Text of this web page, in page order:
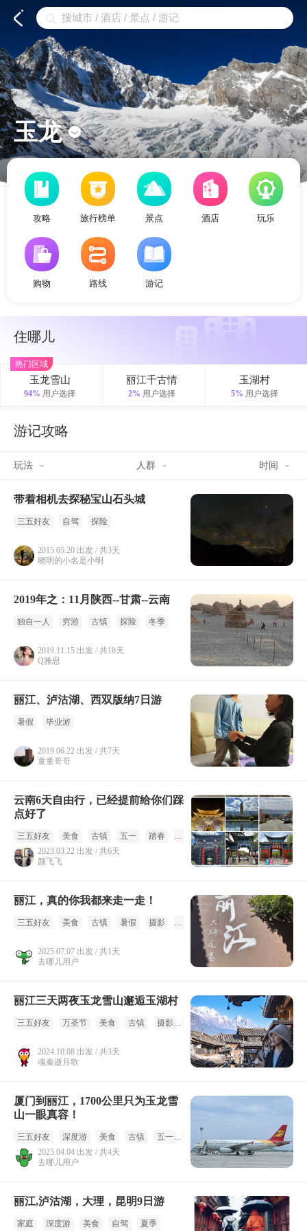
 
玉龙 
攻略 旅行榜单 景点 酒店 玩乐
购物 路线 游记
住哪儿
热门区域
玉龙雪山
94% 用户选择
丽江千古情
2% 用户选择
玉湖村
5% 用户选择
游记攻略
玩法 人群 时间
带着相机去探秘宝山石头城
三五好友 自驾 探险
2015.05.20 出发 / 共3天
晓明的小名是小明
2019年之：11月陕西--甘肃--云南
独自一人 穷游 古镇 探险 冬季
2019.11.15 出发 / 共18天
Q雅思
丽江、泸沽湖、西双版纳7日游
暑假 毕业游
2019.06.22 出发 / 共7天
童童哥哥
云南6天自由行，已经提前给你们踩
点好了
三五好友 美食 古镇 五一 踏春
摄影
2023.03.22 出发 / 共6天
颜飞飞
丽江，真的你我都来走一走！
三五好友 美食 古镇 暑假 摄影 夏季
2025.07.07 出发 / 共1天
去哪儿用户
丽江三天两夜玉龙雪山邂逅玉湖村
三五好友 万圣节 美食 古镇 摄影 国庆
2024.10.08 出发 / 共3天
魂秦逝月歌
厦门到丽江，1700公里只为玉龙雪
山一眼真容！
三五好友 深度游 美食 古镇 五一
踏春
2025.04.04 出发 / 共4天
去哪儿用户
丽江,泸沽湖，大理，昆明9日游
家庭 深度游 美食 自驾 夏季